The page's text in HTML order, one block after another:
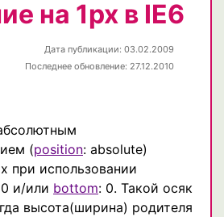
на 1px в IE6
Дата публикации: 03.02.2009
Последнее обновление: 27.12.2010
(position: absolute)
при использовании
и/или bottom: 0. Такой осяк
высота(ширина) родителя